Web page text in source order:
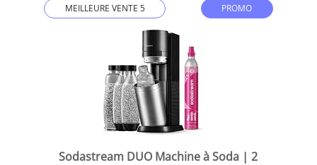
PROMO
MEILLEURE VENTE 5
Sodastream DUO Machine à Soda | 2